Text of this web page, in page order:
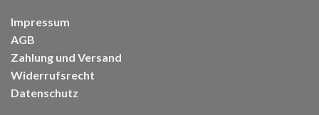
Impressum
AGB
Zahlung und Versand
Widerrufsrecht
Datenschutz